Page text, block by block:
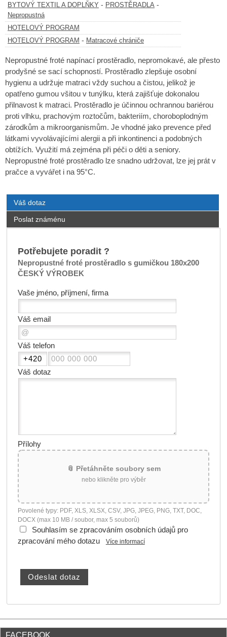
BYTOVÝ TEXTIL A DOPLŇKY - PROSTĚRADLA -
Nepropustná
HOTELOVÝ PROGRAM
HOTELOVÝ PROGRAM - Matracové chrániče
Nepropustné froté napínací prostěradlo, nepromokavé, ale přesto
prodyšné se sací schopností. Prostěradlo zlepšuje osobní
hygienu a udržuje matraci vždy suchou a čistou, jelikož je
opatřeno gumou všitou v tunýlku, která zajišťuje dokonalou
přilnavost k matraci. Prostěradlo je účinnou ochrannou bariérou
proti vlhku, prachovým roztočům, bakteriím, choroboplodným
zárodkům a mikroorganismům. Je vhodné jako prevence před
látkami vyvolávajícími alergii a při inkontinenci a podobných
obtížích. Využití má zejména při péči o děti a seniory.
Nepropustné froté prostěradlo lze snadno udržovat, lze jej prát v
pračce a vyvářet i na 95°C.
Váš dotaz
Poslat známénu
Potřebujete poradit ?
Nepropustné froté prostěradlo s gumičkou 180x200
ČESKÝ VÝROBEK
Vaše jméno, příjmení, firma
Váš email
Váš telefon
Váš dotaz
Přílohy
📎 Přetáhněte soubory sem
nebo klikněte pro výběr
Povolené typy: PDF, XLS, XLSX, CSV, JPG, JPEG, PNG, TXT, DOC,
DOCX (max 10 MB / soubor, max 5 souborů)
Souhlasím se zpracováním osobních údajů pro
zpracování mého dotazu
Více informací
FACEBOOK